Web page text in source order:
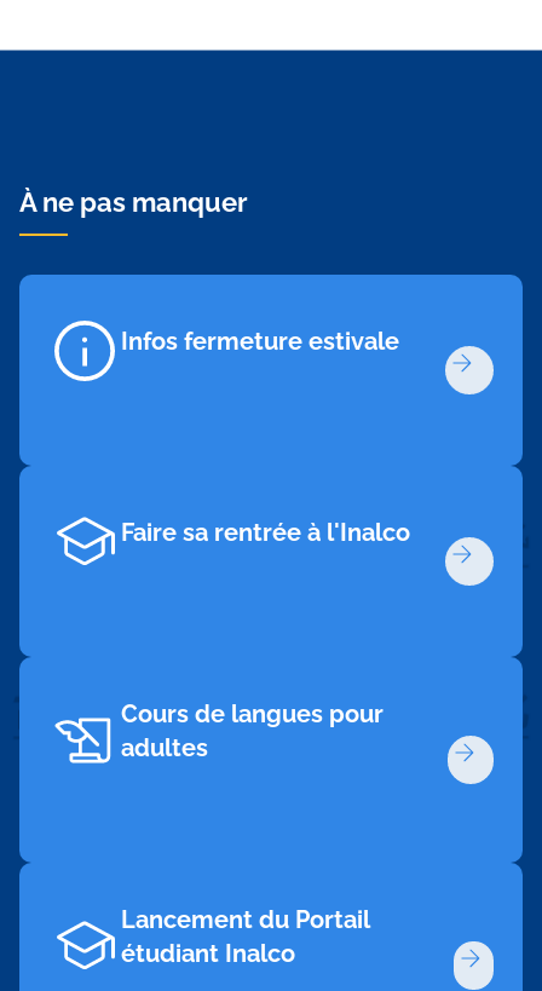
À ne pas manquer
Infos fermeture estivale
Faire sa rentrée à l'Inalco
Cours de langues pour
adultes
Lancement du Portail
étudiant Inalco